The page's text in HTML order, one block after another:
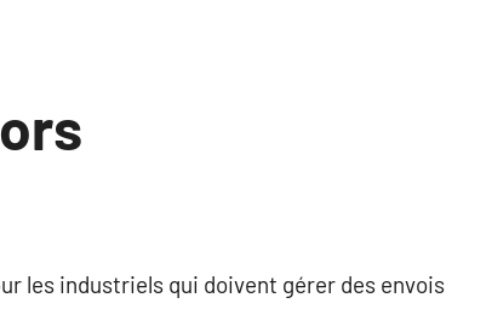
les industriels qui doivent gérer des envois